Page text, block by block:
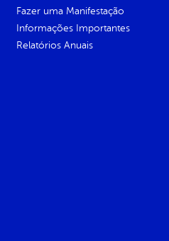
Fazer uma Manifestação
Informações Importantes
Relatórios Anuais